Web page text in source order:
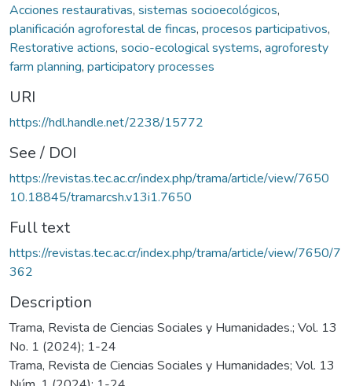
Acciones restaurativas, sistemas socioecológicos,
planificación agroforestal de fincas, procesos participativos,
Restorative actions, socio-ecological systems, agroforesty
farm planning, participatory processes
URI
https://hdl.handle.net/2238/15772
See / DOI
https://revistas.tec.ac.cr/index.php/trama/article/view/7650
10.18845/tramarcsh.v13i1.7650
Full text
https://revistas.tec.ac.cr/index.php/trama/article/view/7650/7
362
Description
Trama, Revista de Ciencias Sociales y Humanidades.; Vol. 13
No. 1 (2024); 1-24
Trama, Revista de Ciencias Sociales y Humanidades; Vol. 13